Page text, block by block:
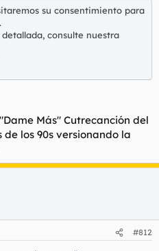
su consentimiento para
consulte nuestra
Más" Cutrecanción del
los 90s versionando la
#812